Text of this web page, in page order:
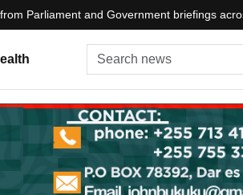
Parliament and Government briefings
Search news